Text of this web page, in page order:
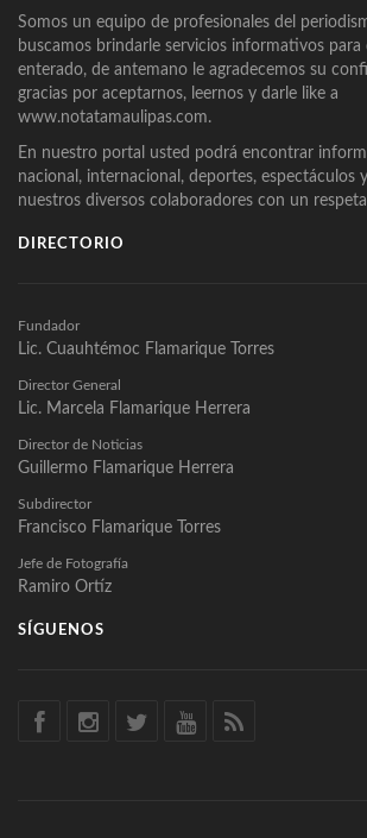
Somos un equipo de profesionales del
buscamos brindarle servicios informativos para
enterado, de antemano le agradecemos su
gracias por aceptarnos, leernos y darle like a
www.notatamaulipas.com.
En nuestro portal usted podrá encontrar
nacional, internacional, deportes, espectáculos
nuestros diversos colaboradores con un
DIRECTORIO
Fundador
Lic. Cuauhtémoc Flamarique Torres
Director General
Lic. Marcela Flamarique Herrera
Director de Noticias
Guillermo Flamarique Herrera
Subdirector
Francisco Flamarique Torres
Jefe de Fotografía
Ramiro Ortíz
SÍGUENOS